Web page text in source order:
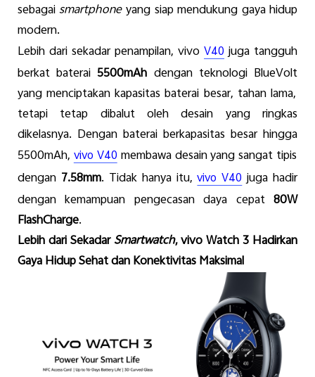
sebagaismartphoneyang siapmendukung gayahidup
modern.
Lebih dari sekadar penampilan, vivoV40juga tangguh
berkat baterai 5500mAh dengan teknologi BlueVolt
yangmenciptakan kapasitas baterai besar, tahanlama,
tetapi
tetap dibalutolehdesain yangringkas
dikelasnya. Dengan baterai berkapasitas besar hingga
5500mAh, vivo V40 membawadesainyang sangat tipis
dengan 7.58mm. Tidak hanya itu,vivo V40 jugahadir
dengan kemampuan pengecasan daya cepat 80W
FlashCharge.
LebihdariSekadar Smartwatch, vivo Watch 3 Hadirkan
Gaya Hidup Sehat danKonektivitasMaksimal